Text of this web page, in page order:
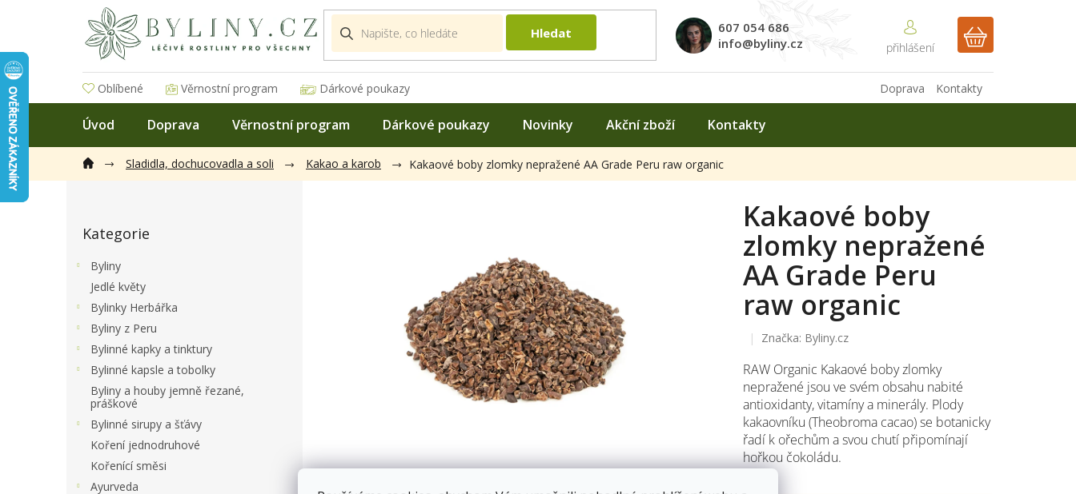
Hledat
607 054 686
info@byliny.cz
NÁKUPNÍ
Oblíbené Věrnostní program Dárkové poukazy Kontakty
Doprava
Úvod Doprava Věrnostní program Dárkové poukazy Novinky Akční zboží Kontakty
Sladidla, dochucovadla a soli Kakao a karob Kakaové boby zlomky nepražené AA Grade Peru raw organic
kategorie
Kategorie
Byliny
Jedlé květy
Bylinky Herbářka
Byliny z Peru
Bylinné kapky a tinktury
Bylinné kapsle a tobolky
Byliny a houby jemně řezané,
práškové
Bylinné sirupy a šťávy
Koření jednodruhové
Kořenící směsi
Ayurveda
RAW Organic Kakaové boby zlomky
nepražené jsou ve svém obsahu nabité
antioxidanty, vitamíny a minerály. Plody
kakaovníku (Theobroma cacao) se botanicky
řadí k ořechům a svou chutí připomínají
hořkou čokoládu.
Kakaové boby
zlomky nepražené
AA Grade Peru
raw organic
Značka: Byliny.cz